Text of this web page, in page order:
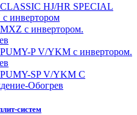
HJ/HR SPECIAL
инвертором
с инвертором.
P V/YKM с инвертором.
SP V/YKM С
Обогрев
систем